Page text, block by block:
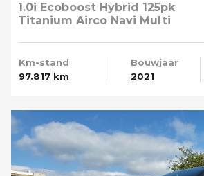
1.0i Ecoboost Hybrid 125pk
Titanium Airco Navi Multi
Km-stand
97.817 km
Bouwjaar
2021